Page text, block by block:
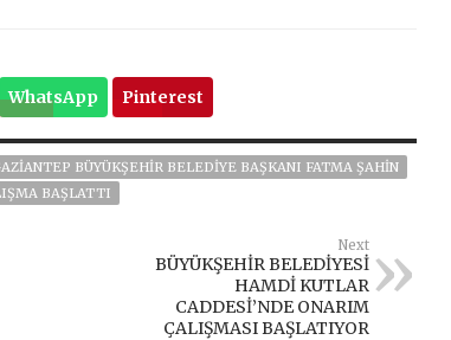
WhatsApp Pinterest
BÜYÜKŞEHIR BELEDIYE BAŞKANI FATMA ŞAHIN
BAŞLATTI
Next
BÜYÜKŞEHİR BELEDİYESİ
HAMDİ KUTLAR
CADDESİ’NDE ONARIM
ÇALIŞMASI BAŞLATIYOR